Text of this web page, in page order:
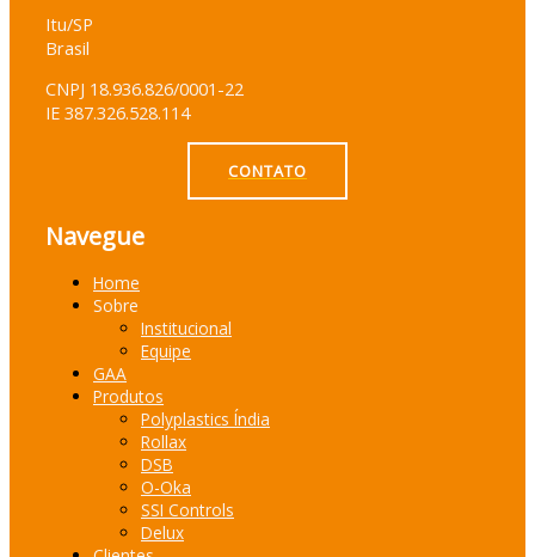
Itu/SP
Brasil
CNPJ 18.936.826/0001-22
IE 387.326.528.114
CONTATO
Navegue
Home
Sobre
Institucional
Equipe
GAA
Produtos
Polyplastics Índia
Rollax
DSB
O-Oka
SSI Controls
Delux